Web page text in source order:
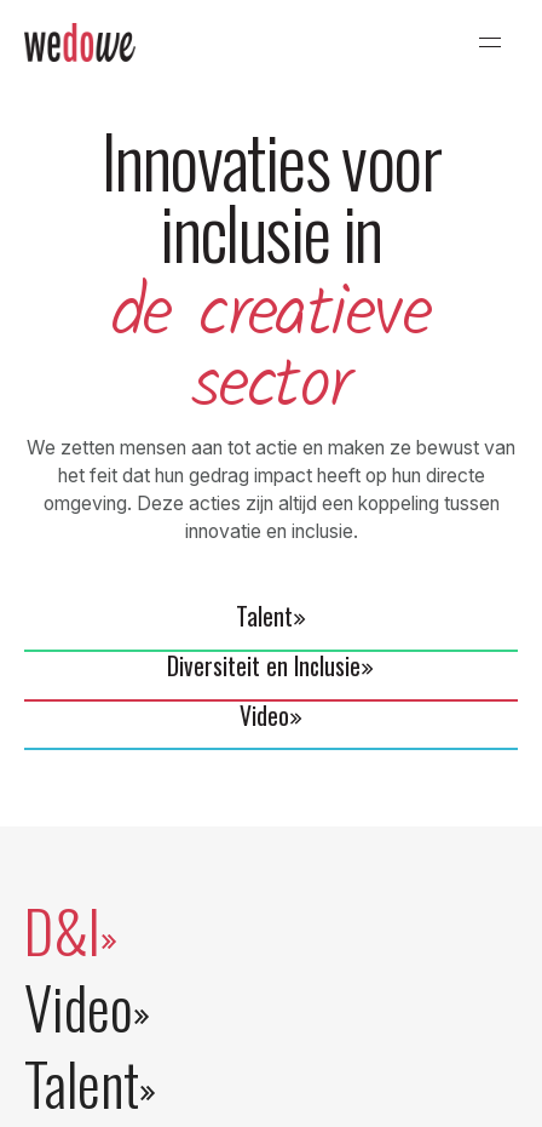
Innovaties voor
inclusie in
de creatieve
sector
We zetten mensen aan tot actie en maken ze bewust van
het feit dat hun gedrag impact heeft op hun directe
omgeving. Deze acties zijn altijd een koppeling tussen
innovatie en inclusie.
Talent
Diversiteit en Inclusie
Video
D&I
Video
Talent